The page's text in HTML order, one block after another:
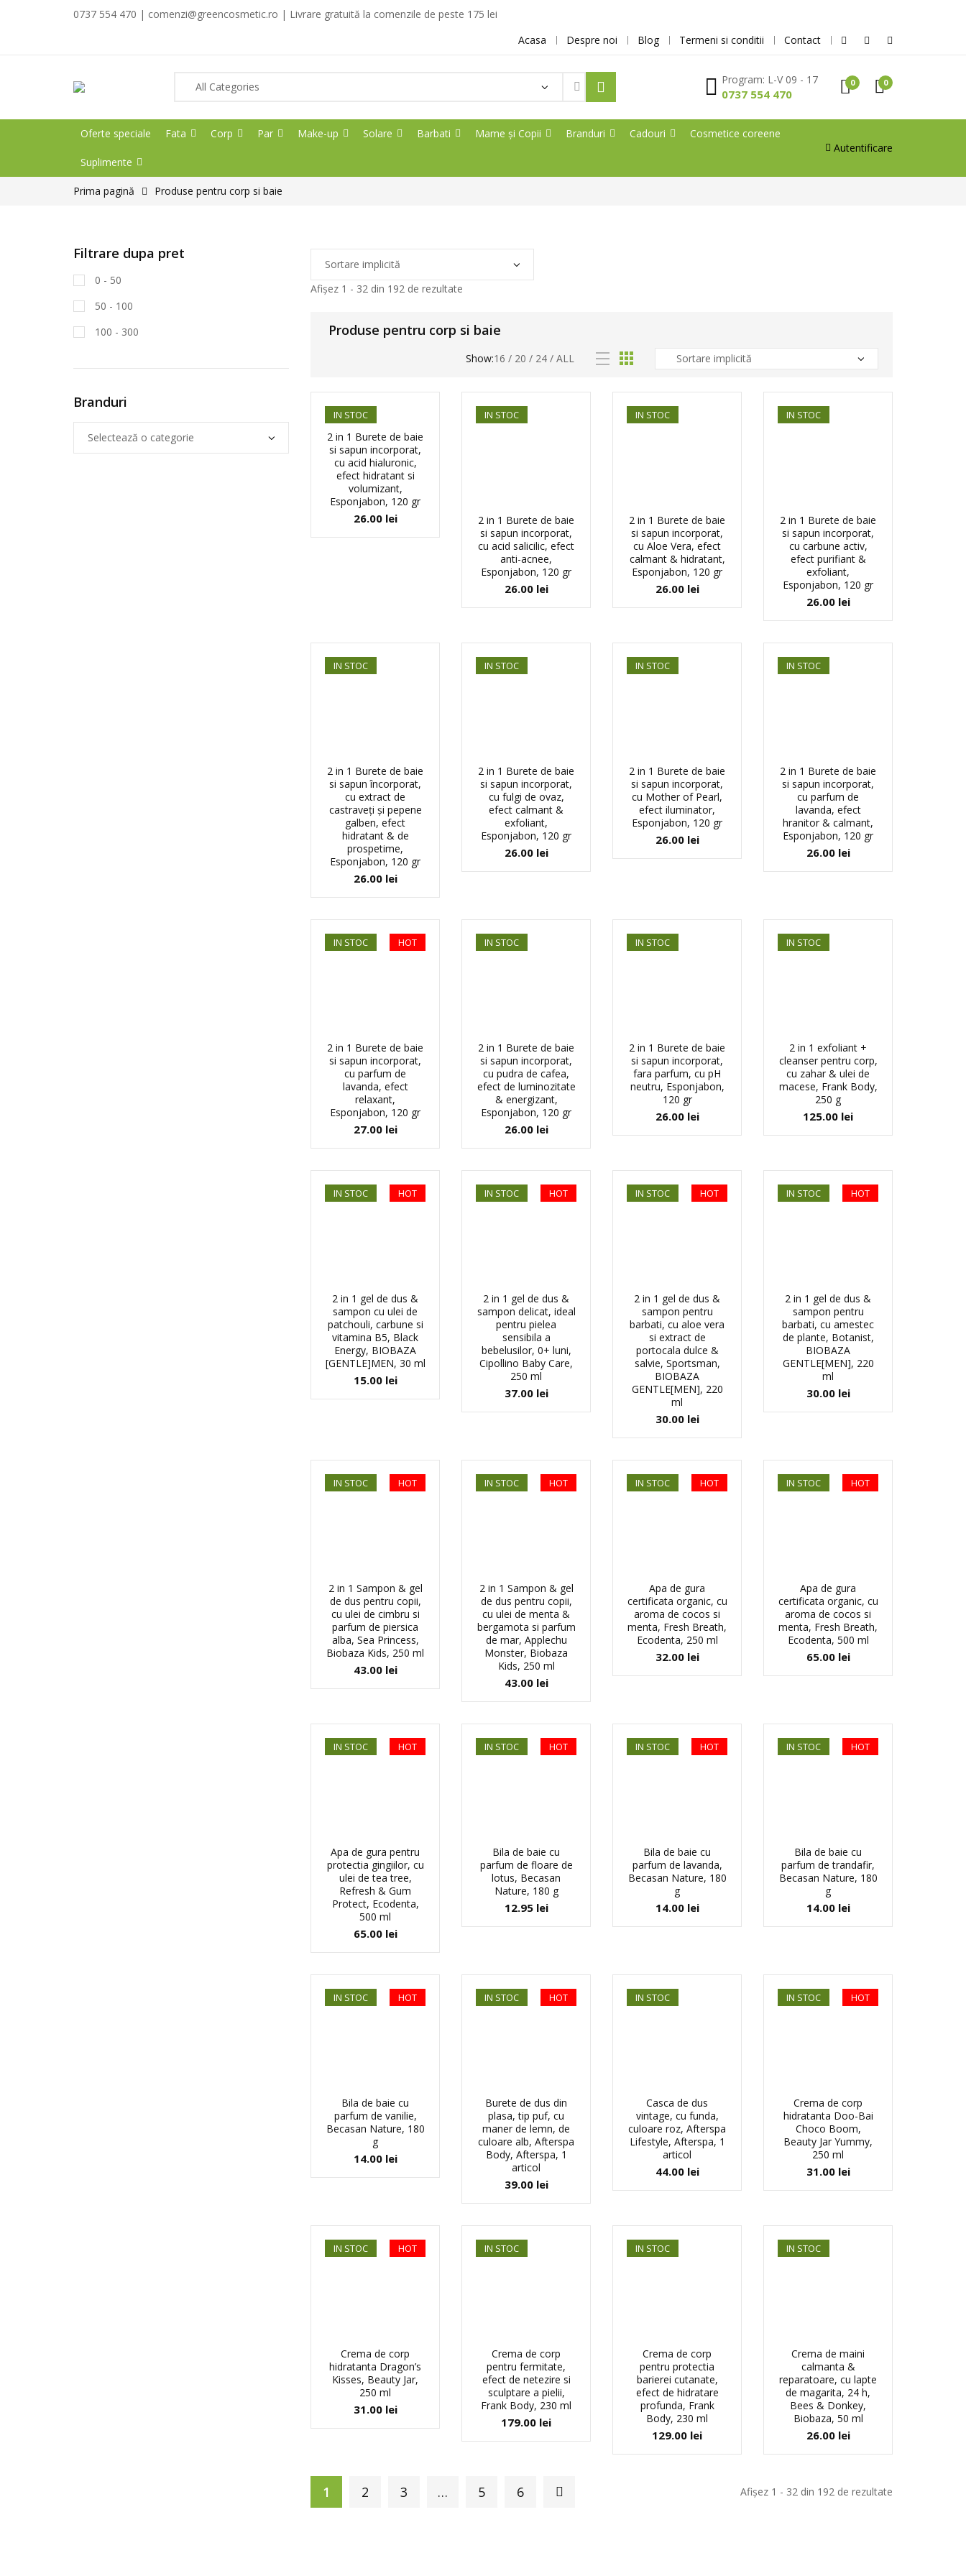
0737 554 470 | comenzi@greencosmetic.ro | Livrare gratuită la comenzile de peste 175 lei
Acasa
Despre noi Blog Termeni si conditii Contact
Products
Program: L-V 09 - 17
0737 554 470
0 0
Oferte speciale Fata Corp Par Make-up Solare Barbati Mame și Copii Branduri Cadouri Cosmetice coreene
Suplimente
Autentificare
Prima pagină Produse pentru corp si baie
Afișez 1 - 32 din 192 de rezultate
Produse pentru corp si baie
Show:16 / 20 / 24 / ALL
IN STOC
2 in 1 Burete de baie
si sapun incorporat,
cu acid hialuronic,
efect hidratant si
volumizant,
Esponjabon, 120 gr
26.00 lei
IN STOC
2 in 1 Burete de baie
si sapun incorporat,
cu acid salicilic, efect
anti-acnee,
Esponjabon, 120 gr
26.00 lei
IN STOC
2 in 1 Burete de baie
si sapun incorporat,
cu Aloe Vera, efect
calmant & hidratant,
Esponjabon, 120 gr
26.00 lei
IN STOC
2 in 1 Burete de baie
si sapun incorporat,
cu carbune activ,
efect purifiant &
exfoliant,
Esponjabon, 120 gr
26.00 lei
IN STOC
2 in 1 Burete de baie
si sapun încorporat,
cu extract de
castraveți și pepene
galben, efect
hidratant & de
prospetime,
Esponjabon, 120 gr
26.00 lei
IN STOC
2 in 1 Burete de baie
si sapun incorporat,
cu fulgi de ovaz,
efect calmant &
exfoliant,
Esponjabon, 120 gr
26.00 lei
IN STOC
2 in 1 Burete de baie
si sapun incorporat,
cu Mother of Pearl,
efect iluminator,
Esponjabon, 120 gr
26.00 lei
IN STOC
2 in 1 Burete de baie
si sapun incorporat,
cu parfum de
lavanda, efect
hranitor & calmant,
Esponjabon, 120 gr
26.00 lei
HOT
IN STOC
2 in 1 Burete de baie
si sapun incorporat,
cu parfum de
lavanda, efect
relaxant,
Esponjabon, 120 gr
27.00 lei
IN STOC
2 in 1 Burete de baie
si sapun incorporat,
cu pudra de cafea,
efect de luminozitate
& energizant,
Esponjabon, 120 gr
26.00 lei
IN STOC
2 in 1 Burete de baie
si sapun incorporat,
fara parfum, cu pH
neutru, Esponjabon,
120 gr
26.00 lei
IN STOC
2 in 1 exfoliant +
cleanser pentru corp,
cu zahar & ulei de
macese, Frank Body,
250 g
125.00 lei
HOT
IN STOC
2 in 1 gel de dus &
sampon cu ulei de
patchouli, carbune si
vitamina B5, Black
Energy, BIOBAZA
[GENTLE]MEN, 30 ml
15.00 lei
HOT
IN STOC
2 in 1 gel de dus &
sampon delicat, ideal
pentru pielea
sensibila a
bebelusilor, 0+ luni,
Cipollino Baby Care,
250 ml
37.00 lei
HOT
IN STOC
2 in 1 gel de dus &
sampon pentru
barbati, cu aloe vera
si extract de
portocala dulce &
salvie, Sportsman,
BIOBAZA
GENTLE[MEN], 220
ml
30.00 lei
HOT
IN STOC
2 in 1 gel de dus &
sampon pentru
barbati, cu amestec
de plante, Botanist,
BIOBAZA
GENTLE[MEN], 220
ml
30.00 lei
HOT
IN STOC
2 in 1 Sampon & gel
de dus pentru copii,
cu ulei de cimbru si
parfum de piersica
alba, Sea Princess,
Biobaza Kids, 250 ml
43.00 lei
HOT
IN STOC
2 in 1 Sampon & gel
de dus pentru copii,
cu ulei de menta &
bergamota si parfum
de mar, Applechu
Monster, Biobaza
Kids, 250 ml
43.00 lei
HOT
IN STOC
Apa de gura
certificata organic, cu
aroma de cocos si
menta, Fresh Breath,
Ecodenta, 250 ml
32.00 lei
HOT
IN STOC
Apa de gura
certificata organic, cu
aroma de cocos si
menta, Fresh Breath,
Ecodenta, 500 ml
65.00 lei
HOT
IN STOC
Apa de gura pentru
protectia gingiilor, cu
ulei de tea tree,
Refresh & Gum
Protect, Ecodenta,
500 ml
65.00 lei
HOT
IN STOC
Bila de baie cu
parfum de floare de
lotus, Becasan
Nature, 180 g
12.95 lei
HOT
IN STOC
Bila de baie cu
parfum de lavanda,
Becasan Nature, 180
g
14.00 lei
HOT
IN STOC
Bila de baie cu
parfum de trandafir,
Becasan Nature, 180
g
14.00 lei
HOT
IN STOC
Bila de baie cu
parfum de vanilie,
Becasan Nature, 180
g
14.00 lei
HOT
IN STOC
Burete de dus din
plasa, tip puf, cu
maner de lemn, de
culoare alb, Afterspa
Body, Afterspa, 1
articol
39.00 lei
IN STOC
Casca de dus
vintage, cu funda,
culoare roz, Afterspa
Lifestyle, Afterspa, 1
articol
44.00 lei
HOT
IN STOC
Crema de corp
hidratanta Doo-Bai
Choco Boom,
Beauty Jar Yummy,
250 ml
31.00 lei
HOT
IN STOC
Crema de corp
hidratanta Dragon’s
Kisses, Beauty Jar,
250 ml
31.00 lei
IN STOC
Crema de corp
pentru fermitate,
efect de netezire si
sculptare a pielii,
Frank Body, 230 ml
179.00 lei
IN STOC
Crema de corp
pentru protectia
barierei cutanate,
efect de hidratare
profunda, Frank
Body, 230 ml
129.00 lei
IN STOC
Crema de maini
calmanta &
reparatoare, cu lapte
de magarita, 24 h,
Bees & Donkey,
Biobaza, 50 ml
26.00 lei
1 2 3 … 5 6 Afișez 1 - 32 din 192 de rezultate
Filtrare dupa pret
0 - 50
50 - 100
100 - 300
Branduri